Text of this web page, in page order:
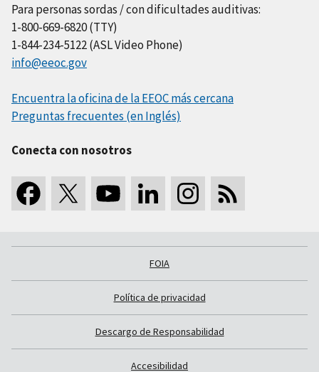
Para personas sordas / con dificultades auditivas:
1-800-669-6820 (TTY)
1-844-234-5122 (ASL Video Phone)
info@eeoc.gov
Encuentra la oficina de la EEOC más cercana
Preguntas frecuentes (en Inglés)
Conecta con nosotros
FOIA
Política de privacidad
Descargo de Responsabilidad
Accesibilidad